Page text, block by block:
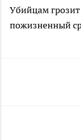
Убийцам
пожизненный